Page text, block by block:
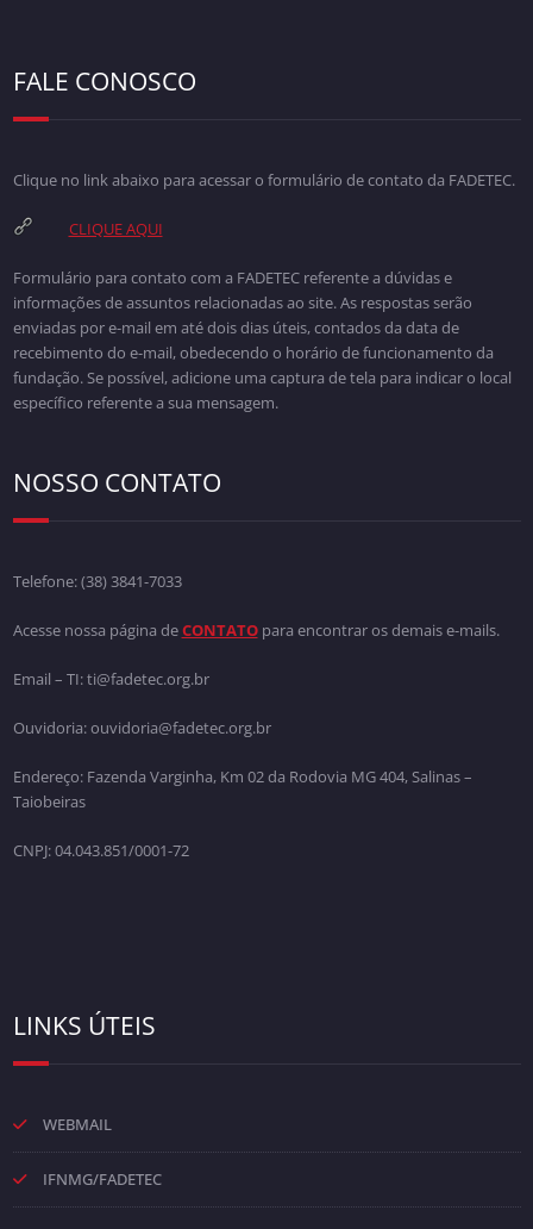
FALE CONOSCO
Clique no link abaixo para acessar o formulário de contato da FADETEC.
CLIQUE AQUI
Formulário para contato com a FADETEC referente a dúvidas e
informações de assuntos relacionadas ao site. As respostas serão
enviadas por e-mail em até dois dias úteis, contados da data de
recebimento do e-mail, obedecendo o horário de funcionamento da
fundação. Se possível, adicione uma captura de tela para indicar o local
específico referente a sua mensagem.
NOSSO CONTATO
Telefone:(38) 3841-7033
Acesse nossa página deCONTATO para encontrar os demais e-mails.
Email – TI: ti@fadetec.org.br
Ouvidoria: ouvidoria@fadetec.org.br
Endereço: Fazenda Varginha, Km 02 da Rodovia MG 404, Salinas –
Taiobeiras
CNPJ: 04.043.851/0001-72
LINKS ÚTEIS
WEBMAIL
IFNMG/FADETEC